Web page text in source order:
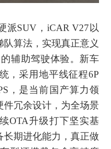
派SUV，iCAR V27以
算法，实现真正意义
辅助驾驶体验。新车
，采用地平线征程6P
，是当前国产算力领
冗余设计，为全场景
OTA升级打下坚实基
期进化能力，真正做